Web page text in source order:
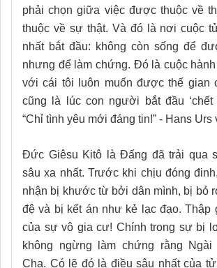
phải chọn giữa việc được thuộc về
thuộc về sự thật. Và đó là nơi cuộc
nhất bắt đầu: không còn sống để
nhưng để làm chứng. Đó là cuộc
với cái tôi luôn muốn được thế gian
cũng là lúc con người bắt đầu ‘chết
“Chỉ tình yêu mới đáng tin!” - Hans Urs
Đức Giêsu Kitô là Đấng đã trải qua
sâu xa nhất. Trước khi chịu đóng
nhận bị khước từ bởi dân mình, bị bỏ
đệ và bị kết án như kẻ lạc đạo. Thập
của sự vô gia cư! Chính trong sự bị
không ngừng làm chứng rằng
Cha. Có lẽ đó là điều sâu nhất của